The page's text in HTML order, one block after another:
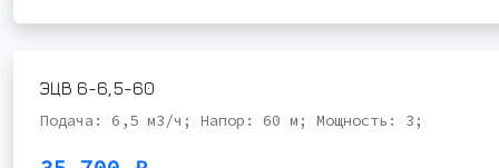
ЭЦВ 6-6,5-60
Подача: 6,5 м3/ч; Напор: 60 м; Мощность: 3;